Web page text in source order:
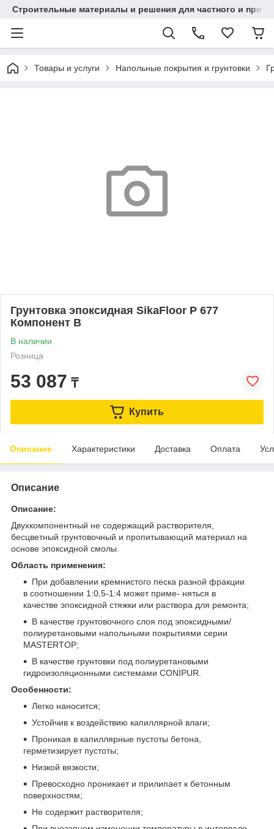
Строительные материалы и решения для частного и
Товары и услуги Напольные покрытия и грунтовки
Грунтовка эпоксидная SikaFloor P 677
Компонент B
В наличии
Розница
53 087 ₸
Купить
Описание Характеристики Доставка Оплата
Описание
Описание:
Двухкомпонентный не содержащий растворителя,
бесцветный грунтовочный и пропитывающий материал на
основе эпоксидной смолы.
Область применения:
При добавлении кремнистого песка разной фракции
в соотношении 1:0,5-1:4 может приме- няться в
качестве эпоксидной стяжки или раствора для ремонта;
В качестве грунтовочного слоя под эпоксидными/
полиуретановыми напольными покрытиями серии
MASTERTOP;
В качестве грунтовки под полиуретановыми
гидроизоляционными системами CONİPUR.
Особенности:
Легко наносится;
Устойчив к воздействию капиллярной влаги;
Проникая в капиллярные пустоты бетона,
герметизирует пустоты;
Низкой вязкости;
Превосходно проникает и прилипает к бетонным
поверхностям;
Не содержит растворителя;